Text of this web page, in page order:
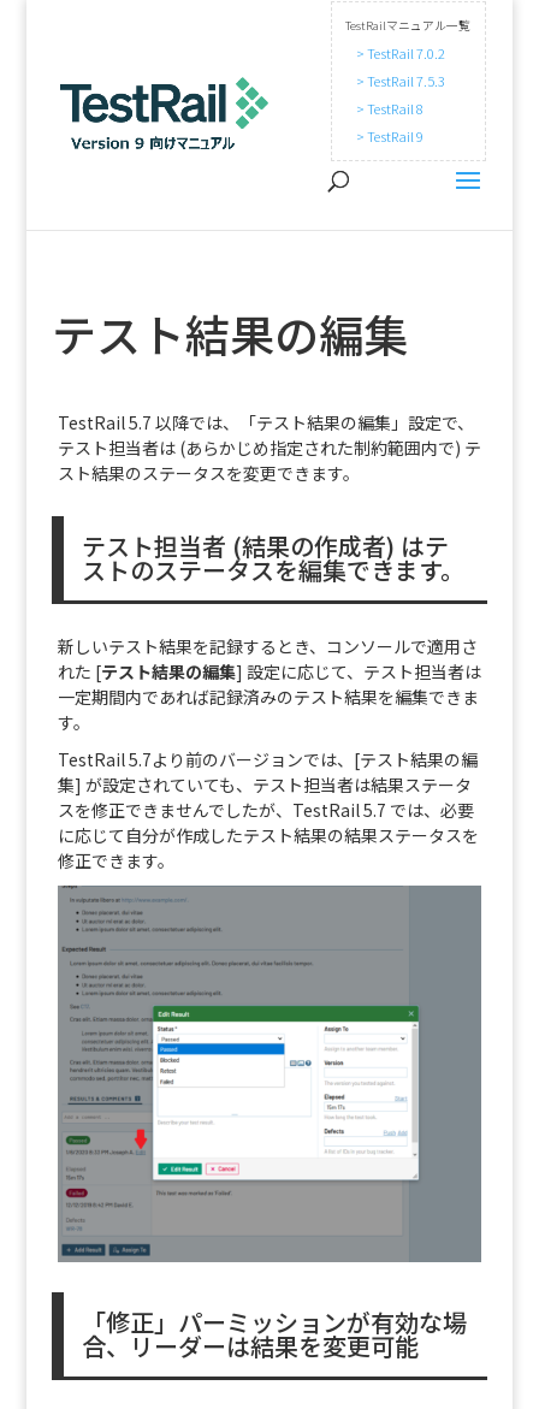
TestRailマニュアル一覧
> TestRail 7.0.2
> TestRail 7.5.3
> TestRail 8
> TestRail 9
テスト結果の編集
TestRail 5.7 以降では、「テスト結果の編集」設定で、
テスト担当者は (あらかじめ指定された制約範囲内で) テ
スト結果のステータスを変更できます。
テスト担当者 (結果の作成者) はテ
ストのステータスを編集できます。
新しいテスト結果を記録するとき、コンソールで適用さ
れた [テスト結果の編集] 設定に応じて、テスト担当者は
一定期間内であれば記録済みのテスト結果を編集できま
す。
TestRail 5.7より前のバージョンでは、[テスト結果の編
集] が設定されていても、テスト担当者は結果ステータ
スを修正できませんでしたが、TestRail 5.7 では、必要
に応じて自分が作成したテスト結果の結果ステータスを
修正できます。
「修正」パーミッションが有効な場
合、リーダーは結果を変更可能